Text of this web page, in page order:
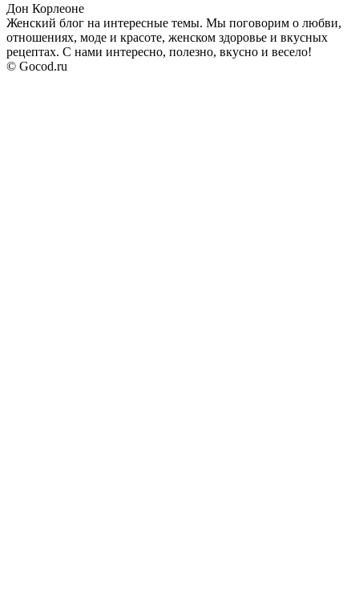
Дон Корлеоне
Женский блог на интересные темы. Мы поговорим о любви,
отношениях, моде и красоте, женском здоровье и вкусных
рецептах. С нами интересно, полезно, вкусно и весело!
© Gocod.ru